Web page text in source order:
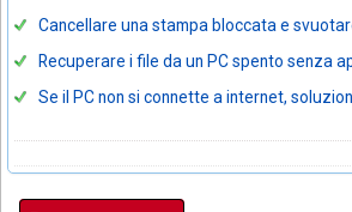
Cancellare una stampa bloccata e
Recuperare i file da un PC spento senza
Se il PC non si connette a internet,